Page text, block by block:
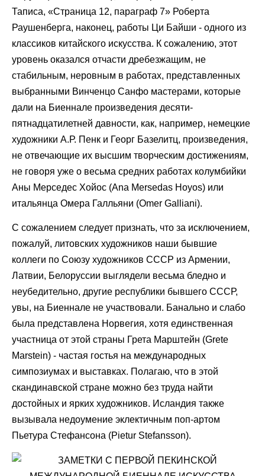
Таписа, «Страница 12, параграф 7» Роберта
Раушенберга, наконец, работы Ци Байши - одного из
классиков китайского искусства. К сожалению, этот
уровень оказался отчасти дребезжащим, не
стабильным, неровным в работах, представленных
выбранными Винченцо Санфо мастерами, которые
дали на Биеннале произведения десяти-
пятнадцатилетней давности, как, например, немецкие
художники А.Р. Пенк и Георг Базелитц, произведения,
не отвечающие их высшим творческим достижениям,
не говоря уже о весьма средних работах колумбийки
Аны Мерседес Хойос (Ana Mersedas Hoyos) или
итальянца Омера Галльяни (Omer Galliani).
С сожалением следует признать, что за исключением,
пожалуй, литовских художников наши бывшие
коллеги по Союзу художников СССР из Армении,
Латвии, Белоруссии выглядели весьма бледно и
неубедительно, другие республики бывшего СССР,
увы, на Биеннале не участвовали. Банально и слабо
была представлена Норвегия, хотя единственная
участница от этой страны Грета Марштейн (Grete
Marstein) - частая гостья на международных
симпозиумах и выставках. Полагаю, что в этой
скандинавской стране можно без труда найти
достойных и ярких художников. Исландия также
вызывала недоумение эклектичным поп-артом
Пьетура Стефансона (Pietur Stefansson).